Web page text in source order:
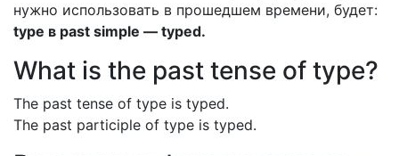
нужно использовать в прошедшем времени, будет:
type в past simple — typed.
What is the past tense of type?
The past tense of type is typed.
The past participle of type is typed.